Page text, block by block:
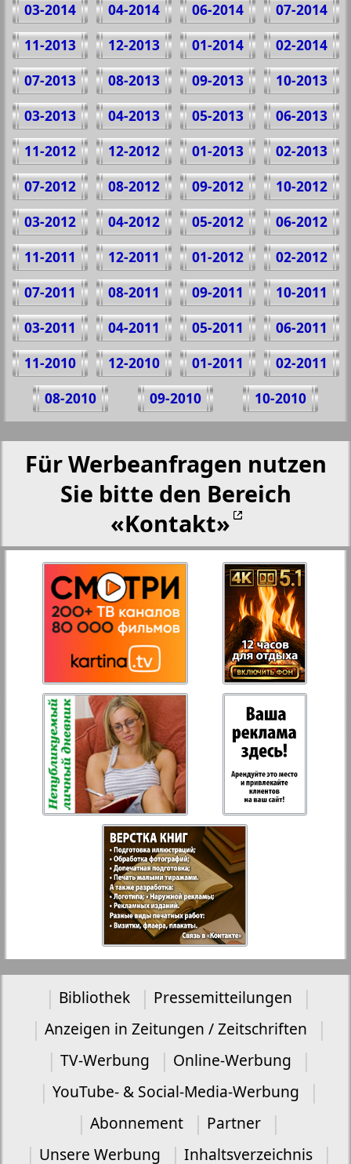
07-2014
06-2014
04-2014
03-2014
02-2014
01-2014
12-2013
11-2013
10-2013
09-2013
08-2013
07-2013
06-2013
05-2013
04-2013
03-2013
02-2013
01-2013
12-2012
11-2012
10-2012
09-2012
08-2012
07-2012
06-2012
05-2012
04-2012
03-2012
02-2012
01-2012
12-2011
11-2011
10-2011
09-2011
08-2011
07-2011
06-2011
05-2011
04-2011
03-2011
02-2011
01-2011
12-2010
11-2010
10-2010
09-2010
08-2010
Für Werbeanfragen nutzen
Sie bitte den Bereich
«Kontakt»
Bibliothek
Pressemitteilungen
Anzeigen in Zeitungen / Zeitschriften
TV-Werbung
Online-Werbung
YouTube- & Social-Media-Werbung
Abonnement
Partner
Unsere Werbung
Inhaltsverzeichnis